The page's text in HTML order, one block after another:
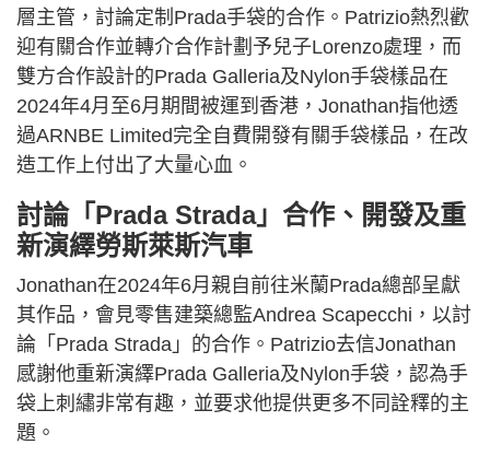
層主管，討論定制Prada手袋的合作。Patrizio熱烈歡
迎有關合作並轉介合作計劃予兒子Lorenzo處理，而
雙方合作設計的Prada Galleria及Nylon手袋樣品在
2024年4月至6月期間被運到香港，Jonathan指他透
過ARNBE Limited完全自費開發有關手袋樣品，在改
造工作上付出了大量心血。
討論「Prada Strada」合作、開發及重
新演繹勞斯萊斯汽車
Jonathan在2024年6月親自前往米蘭Prada總部呈獻
其作品，會見零售建築總監Andrea Scapecchi，以討
論「Prada Strada」的合作。Patrizio去信Jonathan
感謝他重新演繹Prada Galleria及Nylon手袋，認為手
袋上刺繡非常有趣，並要求他提供更多不同詮釋的主
題。